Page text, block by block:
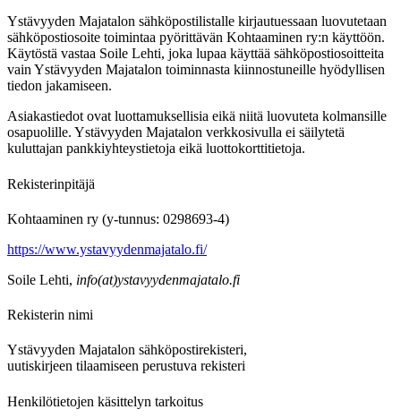
Ystävyyden Majatalon sähköpostilistalle kirjautuessaan luovutetaan
sähköpostiosoite toimintaa pyörittävän Kohtaaminen ry:n käyttöön.
Käytöstä vastaa Soile Lehti, joka lupaa käyttää sähköpostiosoitteita
vain Ystävyyden Majatalon toiminnasta kiinnostuneille hyödyllisen
tiedon jakamiseen.
Asiakastiedot ovat luottamuksellisia eikä niitä luovuteta kolmansille
osapuolille. Ystävyyden Majatalon verkkosivulla ei säilytetä
kuluttajan pankkiyhteystietoja eikä luottokorttitietoja.
Rekisterinpitäjä
Kohtaaminen ry (y-tunnus: 0298693-4)
https://www.ystavyydenmajatalo.fi/
Soile Lehti, info(at)ystavyydenmajatalo.fi
Rekisterin nimi
Ystävyyden Majatalon sähköpostirekisteri,
uutiskirjeen tilaamiseen perustuva rekisteri
Henkilötietojen käsittelyn tarkoitus